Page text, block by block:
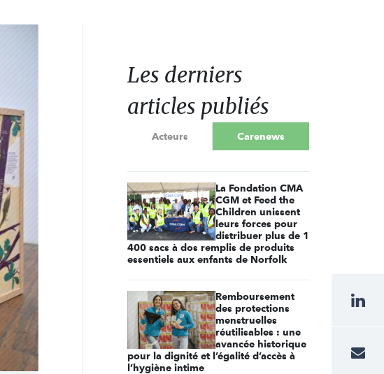
Les derniers
articles publiés
Acteurs Carenews
La Fondation CMA
CGM et Feed the
Children unissent
leurs forces pour
distribuer plus de 1
400 sacs à dos remplis de produits
essentiels aux enfants de Norfolk
Remboursement
des protections
menstruelles
réutilisables : une
avancée historique
pour la dignité et l’égalité d’accès à
l’hygiène intime